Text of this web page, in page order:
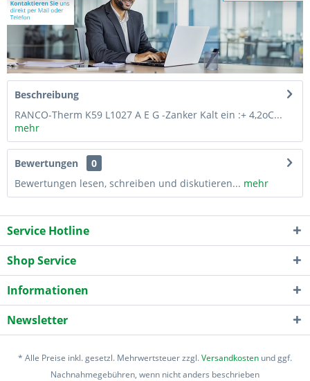
Beschreibung
RANCO-Therm K59 L1027 A E G -Zanker Kalt ein :+ 4,2oC...
mehr
Bewertungen
0
Bewertungen lesen, schreiben und diskutieren... mehr
Service Hotline
Shop Service
Informationen
Newsletter
* Alle Preise inkl. gesetzl. Mehrwertsteuer zzgl.Versandkosten und ggf.
Nachnahmegebühren, wenn nicht anders beschrieben